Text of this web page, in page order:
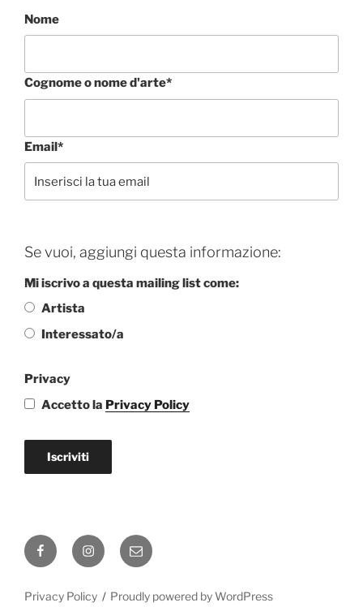
Nome
Cognome o nome d'arte*
Email*
Se vuoi, aggiungi questa informazione:
Mi iscrivo a questa mailing list come:
Artista
Interessato/a
Privacy
Accetto la Privacy Policy
Iscriviti
FacebookInstagramEmail
Privacy Policy Proudly powered by WordPress